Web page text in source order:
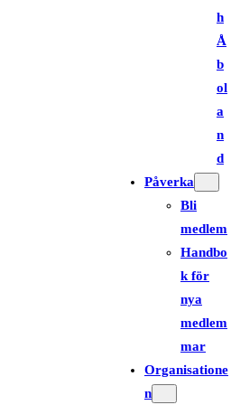
h
Å
b
ol
a
n
d
Påverka
Bli
medlem
Handbo
k för
nya
medlem
mar
Organisatione
n